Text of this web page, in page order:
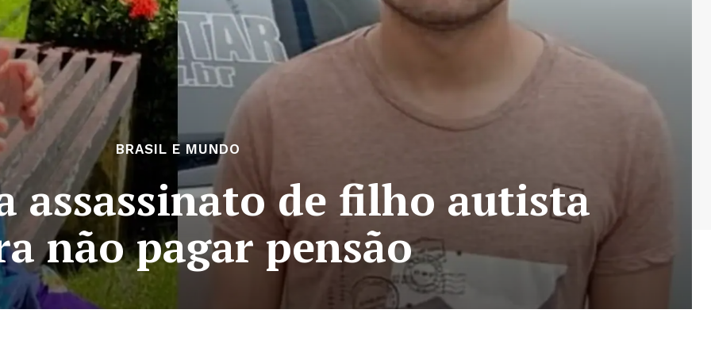
BRASIL E MUNDO
assassinato de filho autista
não pagar pensão